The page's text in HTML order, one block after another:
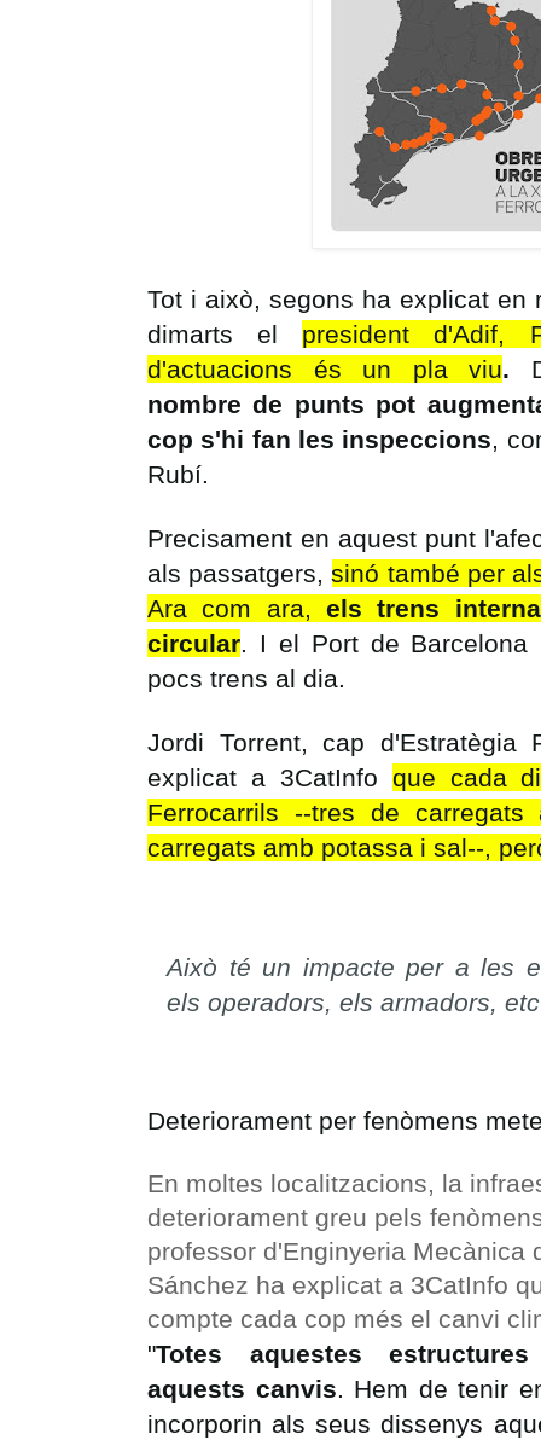
Tot i això, segons ha explicat en
dimarts el president d'Adif,
d'actuacions és un pla viu.
nombre de punts pot
cop s'hi fan les inspeccions,
Rubí.
Precisament en aquest punt
als passatgers,sinó també per
Ara com ara,
els trens
circular. I el Port de Barcelona
pocs trens al dia.
Jordi Torrent, cap d'Estratègia
explicat a 3CatInfo que cada
Ferrocarrils --tres de
carregats amb potassa i sal--,
Això té un impacte per a les
els operadors, els armadors,
Deteriorament per fenòmens
En moltes localitzacions, la
deteriorament greu pels
professor d'Enginyeria Mecànica
Sánchez ha explicat a 3CatInfo
compte cada cop més el canvi
"Totes aquestes
aquests canvis. Hem de tenir
incorporin als seus dissenys